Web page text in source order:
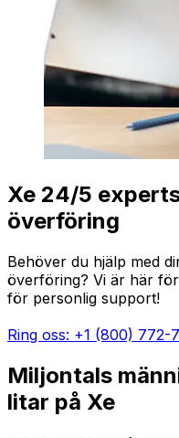
Xe 24/5
överföring
Behöver du hjälp med
överföring? Vi är här
för personlig support!
Ring oss: +1 (800) 772-
Miljontals
litar på Xe